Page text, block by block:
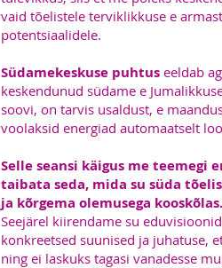
vaid tõelistele terviklikkuse e
potentsiaalidele.
Südamekeskuse puhtus eeldab
keskendunud südame e
soovi, on tarvis usaldust, e
voolaksid energiad automaatselt
Selle seansi käigus me teemegi
taibata seda, mida su süda
ja kõrgema olemusega kooskõlas.
Seejärel kiirendame su
konkreetsed suunised ja juhatuse,
ning ei laskuks tagasi vanadesse